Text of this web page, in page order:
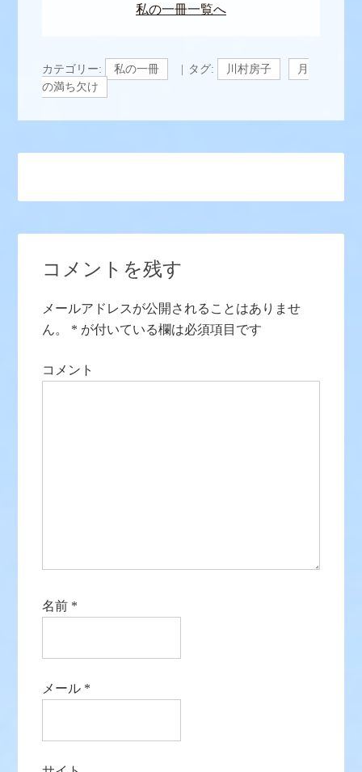
私の一冊一覧へ
カテゴリー: 私の一冊 タグ: 川村房子
月
の満ち欠け
コメントを残す
メールアドレスが公開されることはありませ
ん。
* が付いている欄は必須項目です
コメント
名前 *
メール *